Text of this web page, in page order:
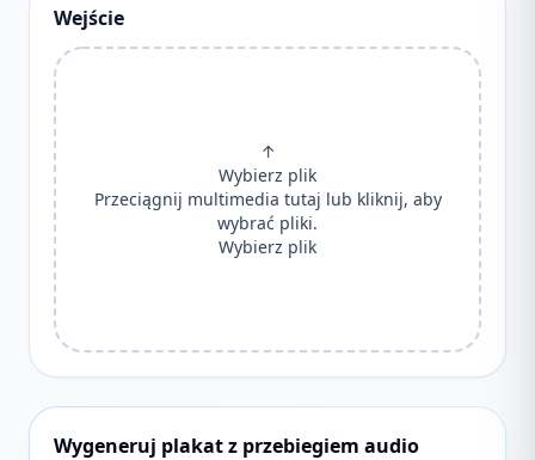
Wejście
↑
Wybierz plik
Przeciągnij multimedia tutaj lub kliknij, aby
wybrać pliki.
Wybierz plik
Wygeneruj plakat z przebiegiem audio